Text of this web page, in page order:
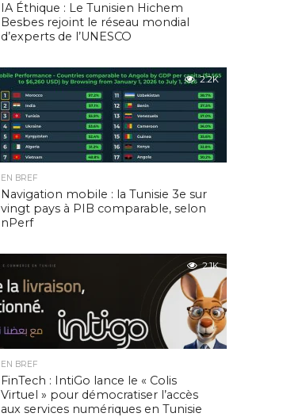
IA Éthique : Le Tunisien Hichem
Besbes rejoint le réseau mondial
d’experts de l’UNESCO
2.2K
EN BREF
Navigation mobile : la Tunisie 3e sur
vingt pays à PIB comparable, selon
nPerf
2.1K
EN BREF
FinTech : IntiGo lance le « Colis
Virtuel » pour démocratiser l’accès
aux services numériques en Tunisie